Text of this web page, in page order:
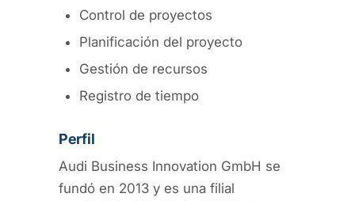
Control de proyectos
Planificación del proyecto
Gestión de recursos
Registro de tiempo
Perfil
Audi Business Innovation GmbH se
fundó en 2013 y es una filial